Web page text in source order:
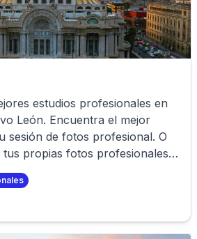
estudios profesionales en
León. Encuentra el mejor
sesión de fotos profesional. O
tus propias fotos profesionales